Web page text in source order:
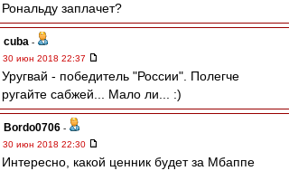
Рональду заплачет?
cuba -
30 июн 2018 22:37
Уругвай - победитель "России". Полегче
ругайте сабжей... Мало ли... :)
Bordo0706 -
30 июн 2018 22:30
Интересно, какой ценник будет за Мбаппе